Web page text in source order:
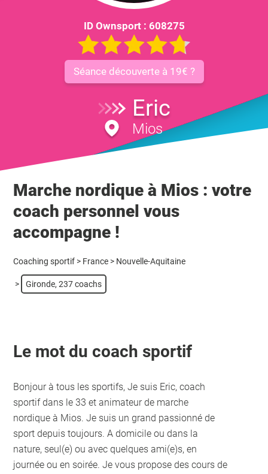
ID Ownsport : 608275
Séance découverte à 19€ ?
Eric
Mios
Marche nordique à Mios : votre
coach personnel vous
accompagne !
Coaching sportif > France > Nouvelle-Aquitaine
> Gironde, 237 coachs
Le mot du coach sportif
Bonjour à tous les sportifs, Je suis Eric, coach
sportif dans le 33 et animateur de marche
nordique à Mios. Je suis un grand passionné de
sport depuis toujours. A domicile ou dans la
nature, seul(e) ou avec quelques ami(e)s, en
journée ou en soirée. Je vous propose des cours de